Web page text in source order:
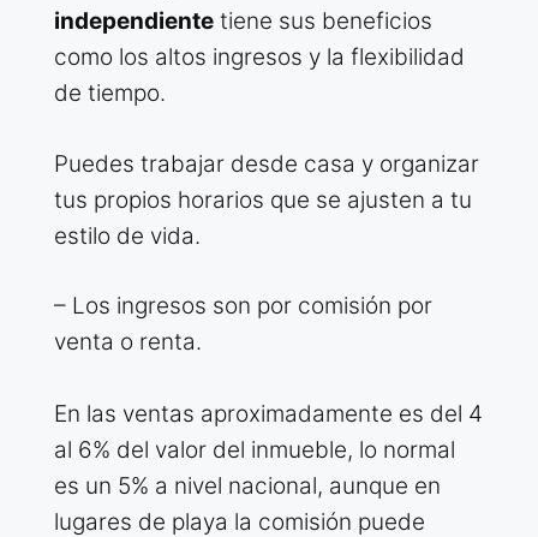
independiente tiene sus beneficios
como los altos ingresos y la flexibilidad
de tiempo.
Puedes trabajar desde casa y organizar
tus propios horarios que se ajusten a tu
estilo de vida.
– Los ingresos son por comisión por
venta o renta.
En las ventas aproximadamente es del 4
al 6% del valor del inmueble, lo normal
es un 5% a nivel nacional, aunque en
lugares de playa la comisión puede